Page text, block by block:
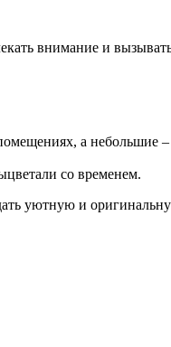
внимание и
а небольшие
со временем.
уютную и